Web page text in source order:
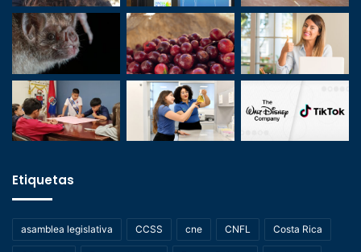
Etiquetas
asamblea legislativa CCSS cne CNFL Costa Rica